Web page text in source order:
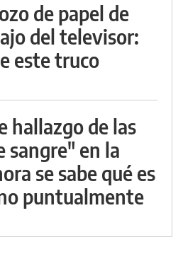
de papel de
del televisor:
este truco
hallazgo de las
sangre" en la
se sabe qué es
puntualmente